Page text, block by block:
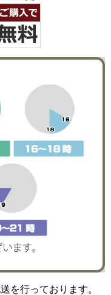
を行っております。